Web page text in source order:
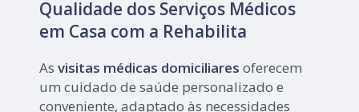
Qualidade dos Serviços Médicos
em Casa com a Rehabilita
Asvisitas médicas domiciliares oferecem
um cuidado de saúde personalizado e
conveniente, adaptado às necessidades